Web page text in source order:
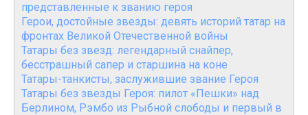
представленные к званию героя
Герои, достойные звезды: девять историй татар на
фронтах Великой Отечественной войны
Татары без звезд: легендарный снайпер,
бесстрашный сапер и старшина на коне
Татары-танкисты, заслужившие звание Героя
Татары без звезды Героя: пилот «Пешки» над
Берлином, Рэмбо из Рыбной слободы и первый в